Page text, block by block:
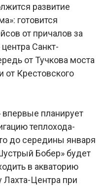
развитие
готовится
от причалов за
Санкт-
от Тучкова моста
от Крестовского
впервые планирует
теплохода-
до середины января
Бобер» будет
в акваторию
Лахта-Центра при